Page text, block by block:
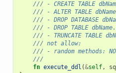
/// - CREATE TABLE
/// - ALTER TABLE
/// - DROP DATABASE
/// - DROP TABLE
/// - TRUNCATE TABLE
/// not allow:
/// - random methods:
///
fn execute_ddl (&self,